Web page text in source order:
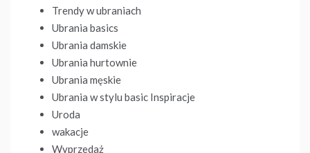
Trendy w ubraniach
Ubrania basics
Ubrania damskie
Ubrania hurtownie
Ubrania męskie
Ubrania w stylu basic Inspiracje
Uroda
wakacje
Wyprzedaż